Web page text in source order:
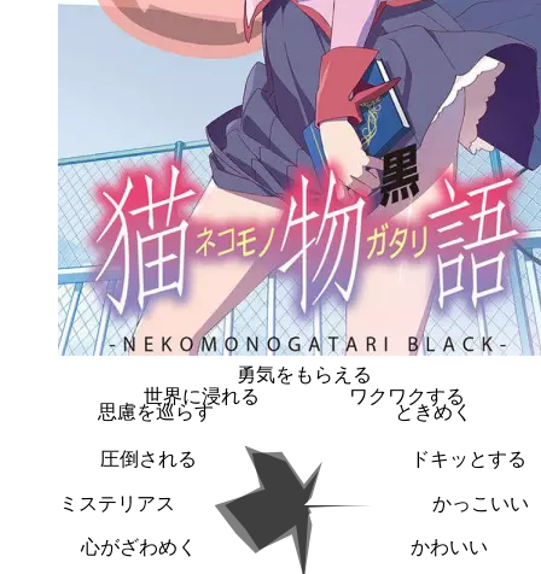
勇気をもらえる
ワクワクする
ときめく
ドキッとする
かっこいい
かわいい
心がざわめく
ミステリアス
圧倒される
思慮を巡らす
世界に浸れる